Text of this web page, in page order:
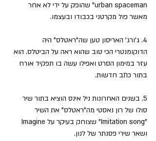
urban spaceman" שהופק על ידי לא אחר
מאשר פול מקרטני בכבודו ובעצמו.
4. ג'ורג' האריסון טען שה"ראטלס" היה
הדוקומנטרי הכי טוב שהוא ראה על הביטלס. הוא
עזר במימון הסרט ואפילו עשה בו תפקיד אורח
בתור כתב חדשות.
5. בשנים האחרונות ניל אינס הוציא בתור שיר
סולו של רון נאסטי מה"ראטלס" את השיר
ושאר שירי פסנתר של לנון.